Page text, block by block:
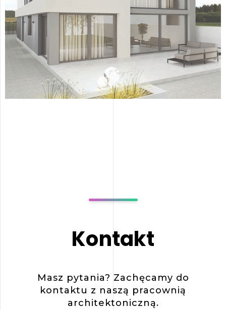
Kontakt
Masz pytania? Zachęcamy do
kontaktu z naszą pracownią
architektoniczną.